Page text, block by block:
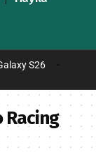
S26
Racing